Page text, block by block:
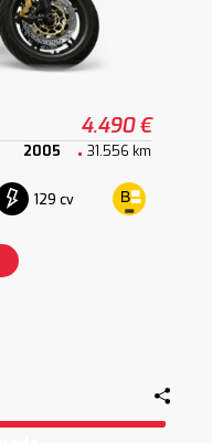
4.490 €
2005 31.556 km
129 cv